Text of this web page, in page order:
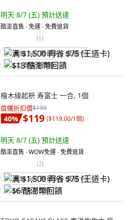
明天 8/7 (五) 預計送達
酷澎直售 ∙ 免運 ∙ 免費退貨
(1)
满 $1,500 再省 $75 (王道卡)
$13 酷澎幣回饋
檜木緣起枡 寿富士 一合, 1個
首購折扣價$199
40% $119 ($119.00/1個)
明天 8/7 (五) 預計送達
酷澎直售 ∙ WOW免運 ∙ 免費退貨
(2)
满 $1,500 再省 $75 (王道卡)
$6 酷澎幣回饋